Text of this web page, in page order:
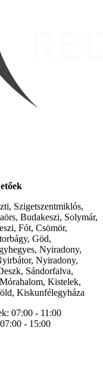
Szigetszentmiklós,
Budakeszi, Solymár,
Fót, Csömör,
Göd,
Nyiradony,
Nyiradony,
Sándorfalva,
Kistelek,
Kiskunfélegyháza
07:00 - 11:00
- 15:00